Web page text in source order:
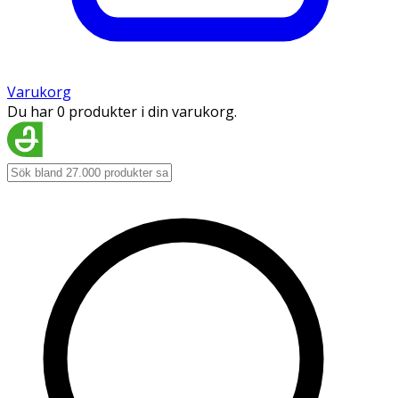
Varukorg
Du har 0 produkter i din varukorg.